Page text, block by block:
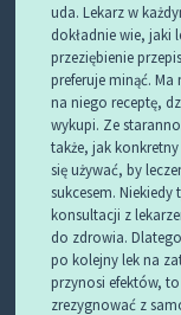
uda. Lekarz w
dokładnie wie, jaki
przeziębienie
preferuje minąć.
na niego receptę,
wykupi. Ze
także, jak
się używać, by
sukcesem. Niekiedy
konsultacji z
do zdrowia.
po kolejny lek na
przynosi efektów,
zrezygnować z